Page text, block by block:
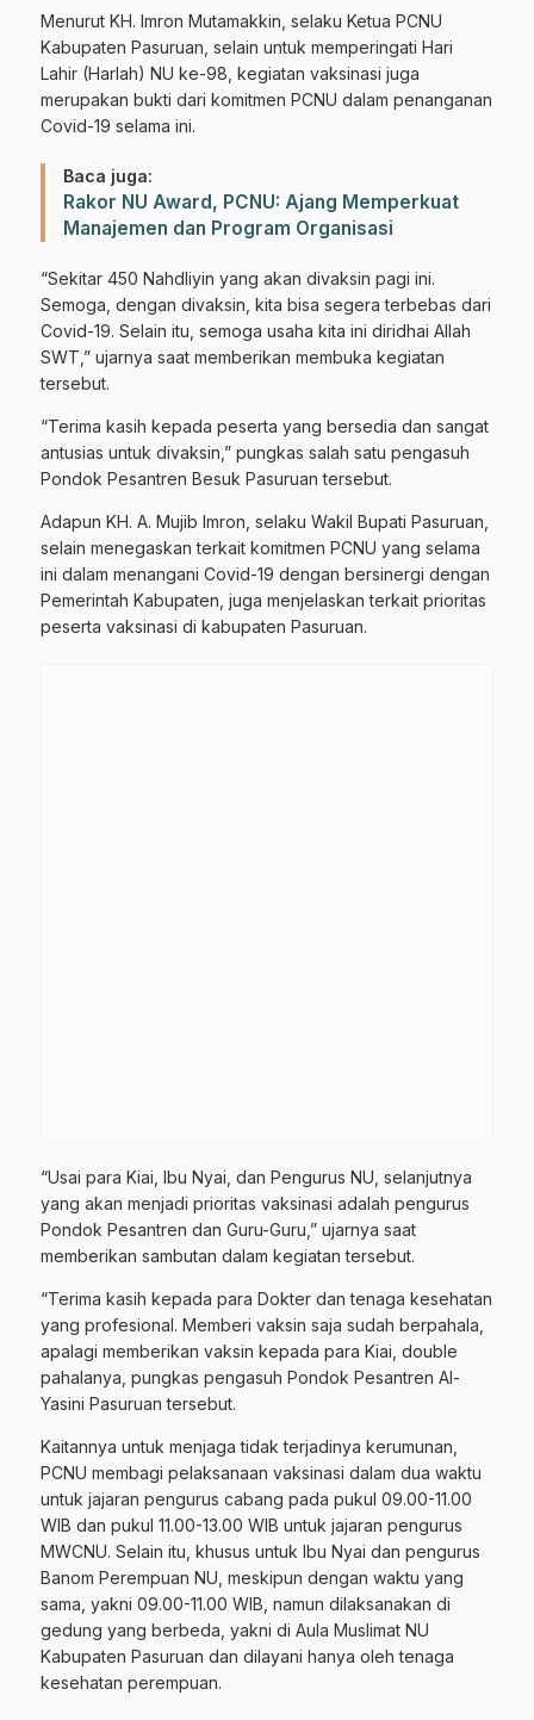
Menurut KH. Imron Mutamakkin, selaku Ketua PCNU
Kabupaten Pasuruan, selain untuk memperingati Hari
Lahir (Harlah) NU ke-98, kegiatan vaksinasi juga
merupakan bukti dari komitmen PCNU dalam penanganan
Covid-19 selama ini.
Baca juga:
Rakor NU Award, PCNU: Ajang Memperkuat
Manajemen dan Program Organisasi
“Sekitar 450 Nahdliyin yang akan divaksin pagi ini.
Semoga, dengan divaksin, kita bisa segera terbebas dari
Covid-19. Selain itu, semoga usaha kita ini diridhai Allah
SWT,” ujarnya saat memberikan membuka kegiatan
tersebut.
“Terima kasih kepada peserta yang bersedia dan sangat
antusias untuk divaksin,” pungkas salah satu pengasuh
Pondok Pesantren Besuk Pasuruan tersebut.
Adapun KH. A. Mujib Imron, selaku Wakil Bupati Pasuruan,
selain menegaskan terkait komitmen PCNU yang selama
ini dalam menangani Covid-19 dengan bersinergi dengan
Pemerintah Kabupaten, juga menjelaskan terkait prioritas
peserta vaksinasi di kabupaten Pasuruan.
“Usai para Kiai, Ibu Nyai, dan Pengurus NU, selanjutnya
yang akan menjadi prioritas vaksinasi adalah pengurus
Pondok Pesantren dan Guru-Guru,” ujarnya saat
memberikan sambutan dalam kegiatan tersebut.
“Terima kasih kepada para Dokter dan tenaga kesehatan
yang profesional. Memberi vaksin saja sudah berpahala,
apalagi memberikan vaksin kepada para Kiai, double
pahalanya, pungkas pengasuh Pondok Pesantren Al-
Yasini Pasuruan tersebut.
Kaitannya untuk menjaga tidak terjadinya kerumunan,
PCNU membagi pelaksanaan vaksinasi dalam dua waktu
untuk jajaran pengurus cabang pada pukul 09.00-11.00
WIB dan pukul 11.00-13.00 WIB untuk jajaran pengurus
MWCNU. Selain itu, khusus untuk Ibu Nyai dan pengurus
Banom Perempuan NU, meskipun dengan waktu yang
sama, yakni 09.00-11.00 WIB, namun dilaksanakan di
gedung yang berbeda, yakni di Aula Muslimat NU
Kabupaten Pasuruan dan dilayani hanya oleh tenaga
kesehatan perempuan.